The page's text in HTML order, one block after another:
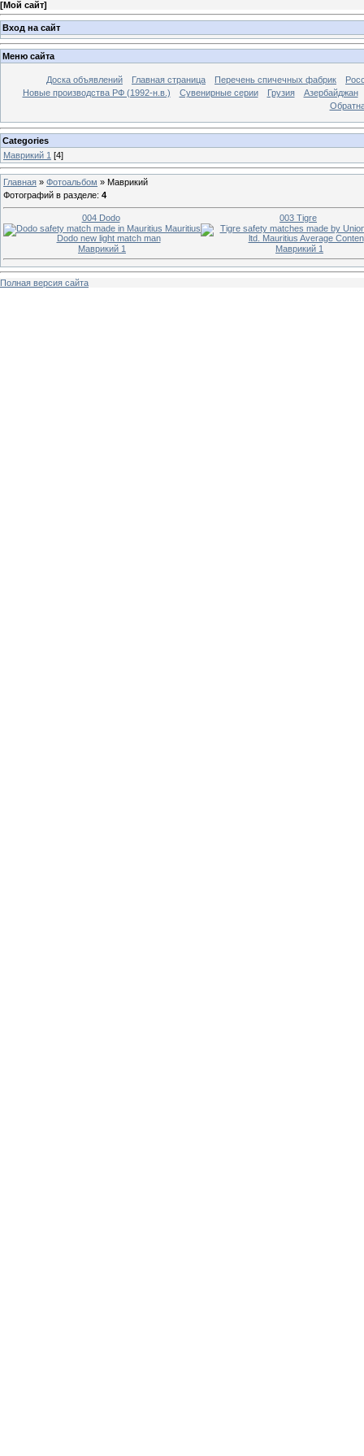
[Мой сайт]
Вход на сайт
Меню сайта
Доска объявлений Главная страница Перечень спичечных фабрик
Новые производства РФ (1992-н.в.)
Сувенирные серии Грузия
Азербайджан
Categories
Маврикий 1 [4]
Главная » Фотоальбом » Маврикий
Фотографий в разделе: 4
004 Dodo
Маврикий 1
003 Tigre
Маврикий 1
Полная версия сайта